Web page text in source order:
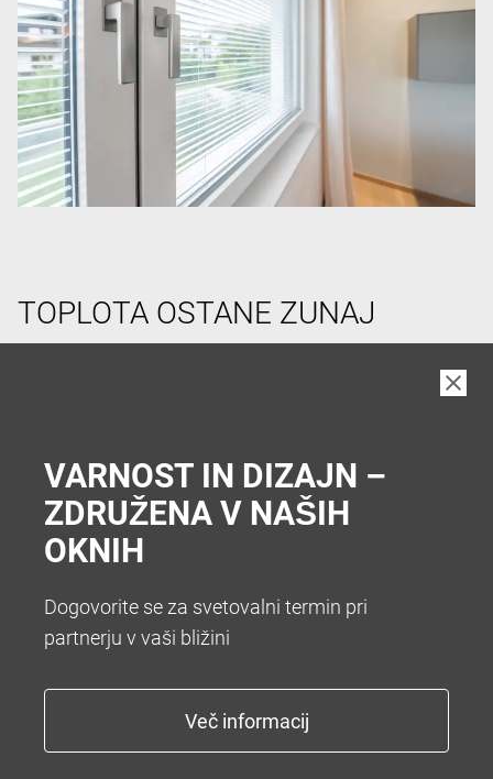
TOPLOTA OSTANE ZUNAJ
prostor v hiši. Da vam zato ni treba hoditi v klet vam
zatemnitev z roletami ali optimalno zatemnitev z
zunanjimi žaluzijami.
KONEC Z NADLEŽNIM
VARNOST IN DIZAJN –
ZDRUŽENA V NAŠIH
OKNIH
Dogovorite se za svetovalni termin pri
partnerju v vaši bližini